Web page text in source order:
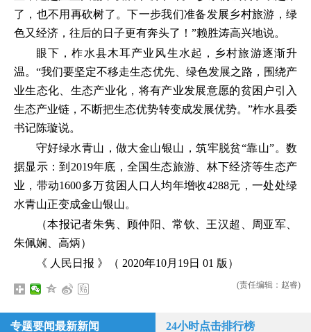
了，也不用再砍树了。下一步我们准备发展乡村旅游，绿
色又经济，往后的日子更有奔头了！”赖胜涛高兴地说。
眼下，柞水县木耳产业风生水起，乡村旅游逐渐升
温。“我们要坚定不移走生态优先、绿色发展之路，围绕产
业生态化、生态产业化，将有产业发展意愿的贫困户引入
生态产业链，不断把生态优势转变成发展优势。”柞水县委
书记陈璇说。
守好绿水青山，做大金山银山，筑牢脱贫“靠山”。数
据显示：到2019年底，全国生态旅游、林下经济等生态产
业，带动1600多万贫困人口人均年增收4288元，一处处绿
水青山正变成金山银山。
（本报记者朱隽、顾仲阳、常钦、王汉超、周亚军、
朱佩娴、高炳）
《 人民日报 》（ 2020年10月19日 01 版）
(责任编辑：赵睿)
专题要闻最新新闻 24小时点击排行榜